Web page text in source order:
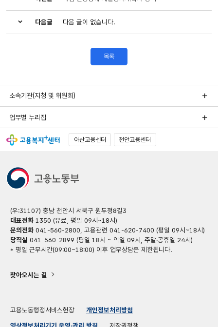
다음글 다음 글이 없습니다.
목록
소속기관(지청 및 위원회)
업무별 누리집
아산고용센터 천안고용센터
(우:31107) 충남 천안시 서북구 원두정8길3
대표전화1350 (유료, 평일 09시~18시)
문의전화041-560-2800, 고용관련 041-620-7400 (평일 09시~18시)
당직실 041-560-2899 (평일 18시 ~ 익일 09시, 주말·공휴일 24시)
* 평일 근무시간(09:00~18:00) 이후 업무상담은 제한됩니다.
찾아오시는 길
고용노동행정서비스헌장
개인정보처리방침